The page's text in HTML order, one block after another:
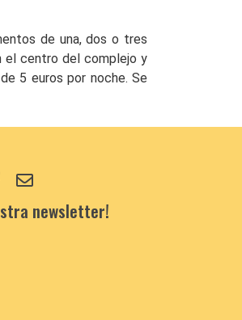
de una, dos o tres
el centro del complejo y
5 euros por noche. Se
newsletter!